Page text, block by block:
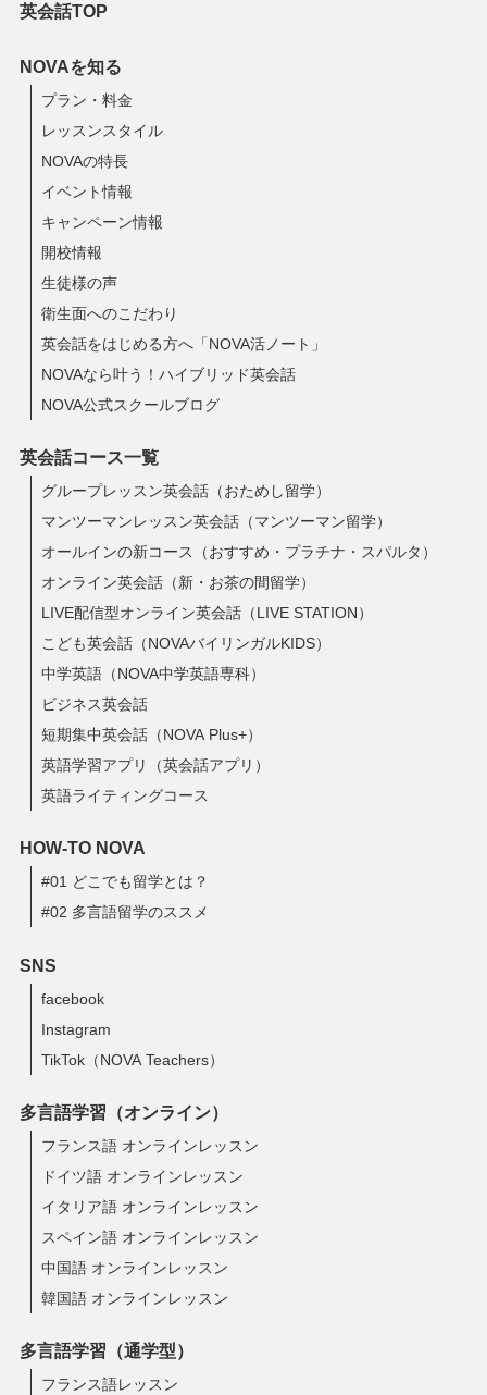
英会話TOP
NOVAを知る
プラン・料金
レッスンスタイル
NOVAの特長
イベント情報
キャンペーン情報
開校情報
生徒様の声
衛生面へのこだわり
英会話をはじめる方へ「NOVA活ノート」
NOVAなら叶う！ハイブリッド英会話
NOVA公式スクールブログ
英会話コース一覧
グループレッスン英会話（おためし留学）
マンツーマンレッスン英会話（マンツーマン留学）
オールインの新コース（おすすめ・プラチナ・スパルタ）
オンライン英会話（新・お茶の間留学）
LIVE配信型オンライン英会話（LIVE STATION）
こども英会話（NOVAバイリンガルKIDS）
中学英語（NOVA中学英語専科）
ビジネス英会話
短期集中英会話（NOVA Plus+）
英語学習アプリ（英会話アプリ）
英語ライティングコース
HOW-TO NOVA
#01 どこでも留学とは？
#02 多言語留学のススメ
SNS
facebook
Instagram
TikTok（NOVA Teachers）
多言語学習（オンライン）
フランス語 オンラインレッスン
ドイツ語 オンラインレッスン
イタリア語 オンラインレッスン
スペイン語 オンラインレッスン
中国語 オンラインレッスン
韓国語 オンラインレッスン
多言語学習（通学型）
フランス語レッスン